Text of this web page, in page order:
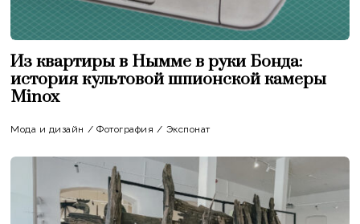
Из квартиры в Нымме в руки Бонда:
история культовой шпионской камеры
Minox
Мода и дизайн / Фотография / Экспонат